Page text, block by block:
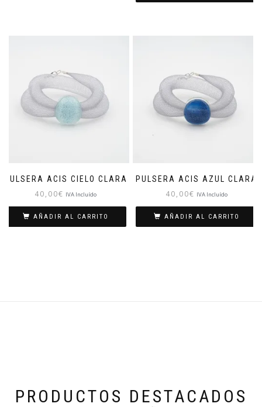
PULSERA ACIS CIELO CLARA
40,00€ IVA Incluído
AÑADIR AL CARRITO
PULSERA ACIS AZUL CLARA
40,00€ IVA Incluído
AÑADIR AL CARRITO
PRODUCTOS DESTACADOS